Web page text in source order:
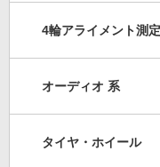
4輪アライメント測
オーディオ 系
タイヤ・ホイール